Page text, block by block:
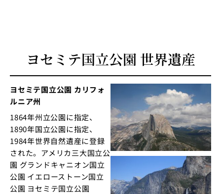
ヨセミテ国立公園 世界遺産
ヨセミテ国立公園 カリフォ
ルニア州
1864年州立公園に指定、
1890年国立公園に指定、
1984年世界自然遺産に登録
された。アメリカ三大国立公
園 グランドキャニオン国立
公園 イエローストーン国立
公園 ヨセミテ国立公園